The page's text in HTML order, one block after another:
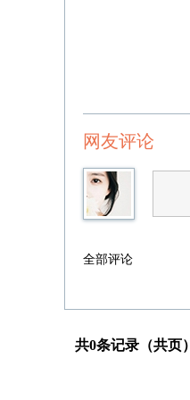
网友评论
全部评论
共0条记录（共页）